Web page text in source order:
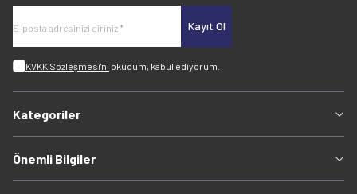
Kayıt Ol
KVKK Sözleşmesi'ni okudum, kabul ediyorum.
Kategoriler
Önemli Bilgiler